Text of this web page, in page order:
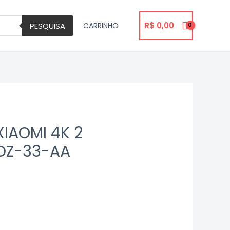
PESQUISA CARRINHO R$ 0,00
4K 2
33-AA